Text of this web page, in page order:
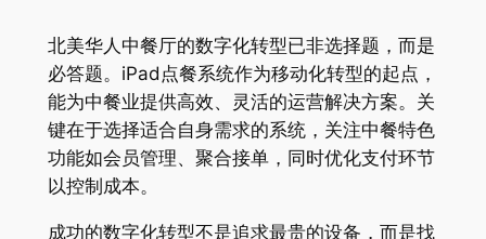
北美华人中餐厅的数字化转型已非选择题，而是
必答题。iPad点餐系统作为移动化转型的起点，
能为中餐业提供高效、灵活的运营解决方案。关
键在于选择适合自身需求的系统，关注中餐特色
功能如会员管理、聚合接单，同时优化支付环节
以控制成本。
成功的数字化转型不是追求最贵的设备，而是找